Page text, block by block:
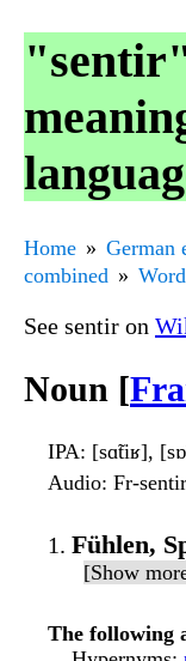
Home German
combined
See sentir on
Noun [
IPA: [sɑ̃tiʁ],
Audio: Fr-
Fühlen,
[Show
The following